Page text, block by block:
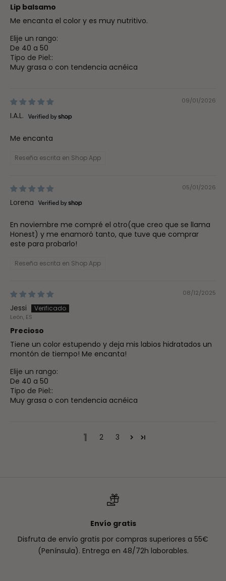
Lip balsamo
Me encanta el color y es muy nutritivo.
Elije un rango:
De 40 a 50
Tipo de Piel::
Muy grasa o con tendencia acnéica
09/01/2026
I.A.L.
Me encanta
Reseña escrita en Shop App
05/01/2026
Lorena
En noviembre me compré el otro(que creo que se llama
Honest) y me enamoró tanto, que tuve que comprar
este para probarlo!
Reseña escrita en Shop App
08/12/2025
Jessi
León, ES
Precioso
Tiene un color estupendo y deja mis labios hidratados un
montón de tiempo! Me encanta!
Elije un rango:
De 40 a 50
Tipo de Piel::
Muy grasa o con tendencia acnéica
1 2 3
Envío gratis
Disfruta de envío gratis por compras superiores a 55€
(Península). Entrega en 48/72h laborables.